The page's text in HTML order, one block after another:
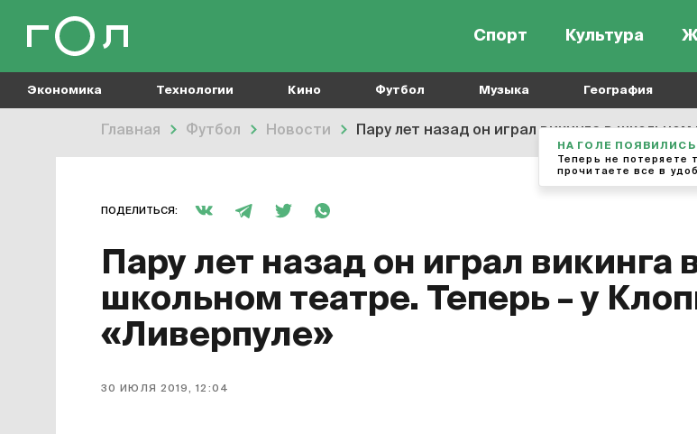
Спорт Культура
Экономика Технологии Кино Футбол Музыка География
Главная Футбол Новости Пару лет назад он играл викинга в
ПОДЕЛИТЬСЯ:
Пару лет назад он играл викинга
школьном театре. Теперь – у
«Ливерпуле»
30 ИЮЛЯ 2019, 12:04
НА ГОЛЕ ПОЯВИЛИСЬ
Теперь не потеряете
прочитаете все в